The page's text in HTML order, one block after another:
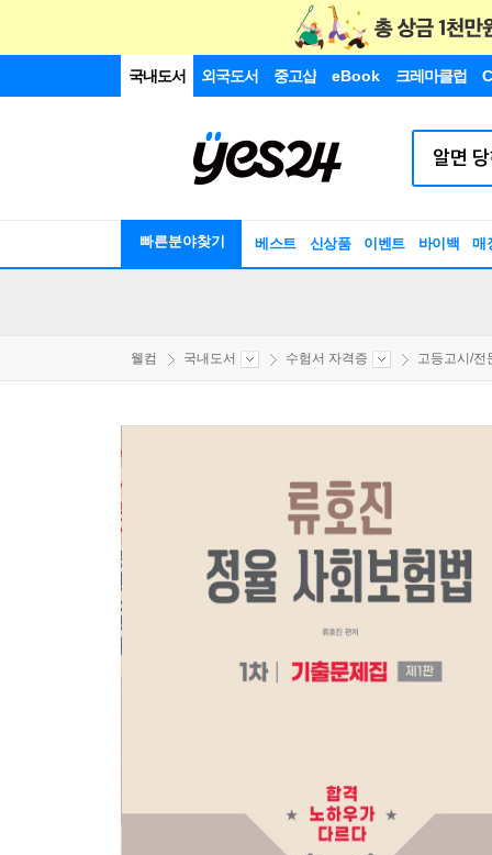
국내도서 외국도서 중고샵 eBook 크레마클럽
빠른분야찾기 베스트 신상품 이벤트 바이백 매
웰컴 국내도서 수험서 자격증 고등고시/전